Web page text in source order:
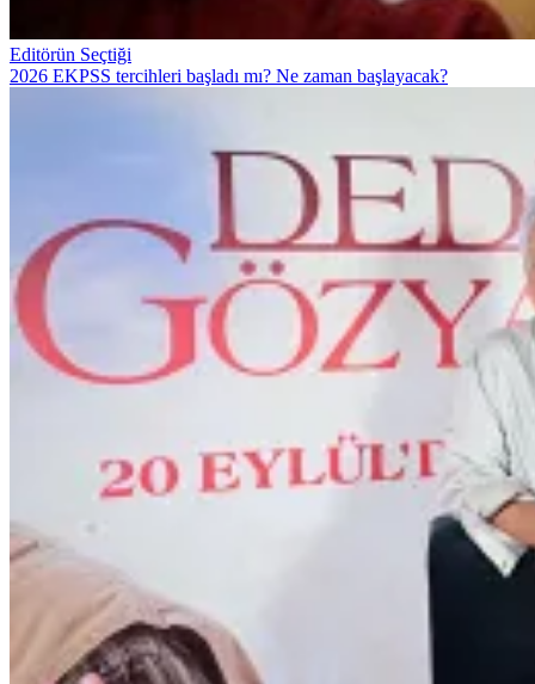
Editörün Seçtiği
2026 EKPSS tercihleri başladı mı? Ne zaman başlayacak?